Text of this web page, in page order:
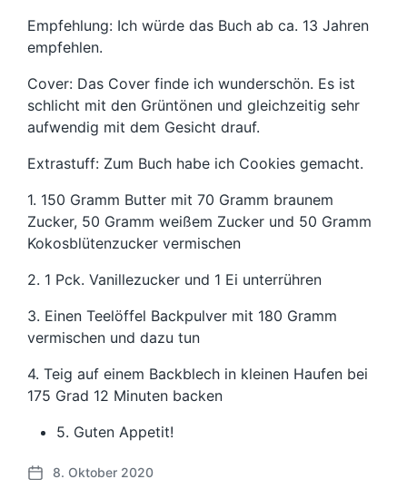
Empfehlung: Ich würde das Buch ab ca. 13 Jahren
empfehlen.
Cover: Das Cover finde ich wunderschön. Es ist
schlicht mit den Grüntönen und gleichzeitig sehr
aufwendig mit dem Gesicht drauf.
Extrastuff: Zum Buch habe ich Cookies gemacht.
1. 150 Gramm Butter mit 70 Gramm braunem
Zucker, 50 Gramm weißem Zucker und 50 Gramm
Kokosblütenzucker vermischen
2. 1 Pck. Vanillezucker und 1 Ei unterrühren
3. Einen Teelöffel Backpulver mit 180 Gramm
vermischen und dazu tun
4. Teig auf einem Backblech in kleinen Haufen bei
175 Grad 12 Minuten backen
5. Guten Appetit!
B
8. Oktober 2020